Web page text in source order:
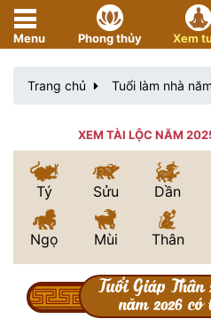
Menu Phong thủy Xem
Trang chủ Tuổi làm nhà
XEM TÀI LỘC NĂM
Tý Sửu Dần
Ngọ Mùi Thân
Tuổi Giáp Thân
năm 2026 có